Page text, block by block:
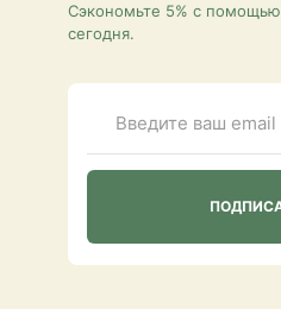
Сэкономьте 5% с
сегодня.